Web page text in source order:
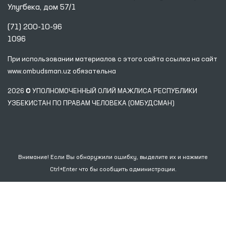
Улугбека, дом 57/1
(71) 200-10-96
1096
При использовании материалов с этого сайта ссылка на сайт
www.ombudsman.uz обязательна
2026 © УПОЛНОМОЧЕННЫЙ ОЛИЙ МАЖЛИСА РЕСПУБЛИКИ
УЗБЕКИСТАН ПО ПРАВАМ ЧЕЛОВЕКА (ОМБУДСМАН)
Внимание! Если Вы обнаружили ошибку, выделите их и нажмите
Ctrl+Enter что бы сообщить администрации.